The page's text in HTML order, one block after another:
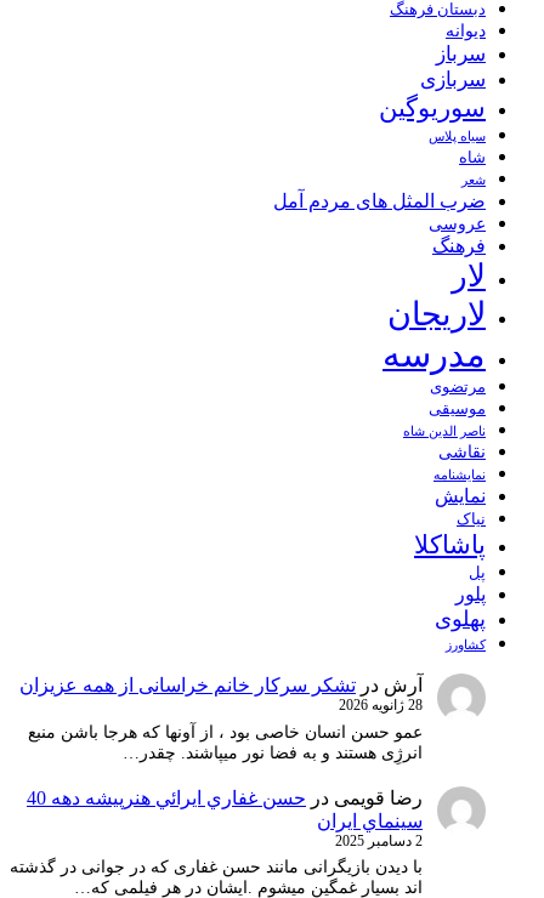
دبستان فرهنگ
دیوانه
سرباز
سربازی
سوریوگین
سیاه پلاس
شاه
شعر
ضرب المثل های مردم آمل
عروسی
فرهنگ
لار
لاریجان
مدرسه
مرتضوی
موسیقی
ناصر الدین شاه
نقاشی
نمايشنامه
نمایش
نیاک
پاشاکلا
پل
پلور
پهلوی
کشاورز
آرش در تشکر سرکار خانم خراسانی از همه عزیزان
28 ژانویه 2026
عمو حسن انسان خاصی بود ، از آونها که هرجا باشن منبع
انرژِی هستند و به فضا نور میپاشند. چقدر…
رضا قویمی در
حسن غفاري ايرائي هنرپيشه دهه 40
سينماي ايران
2 دسامبر 2025
با دیدن بازیگرانی مانند حسن غفاری که در جوانی در گذشته
اند بسیار غمگین میشوم .ایشان در هر فیلمی که…